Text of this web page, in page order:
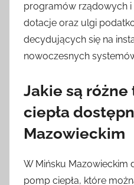
programów rządowych
dotacje oraz ulgi
decydujących się na
nowoczesnych
Jakie są różne
ciepła
Mazowieckim
W Mińsku Mazowieckim
pomp ciepła, które